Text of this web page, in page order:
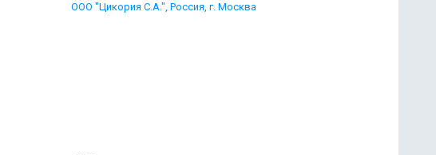
ООО "Цикория С.А.", Россия, г. Москва